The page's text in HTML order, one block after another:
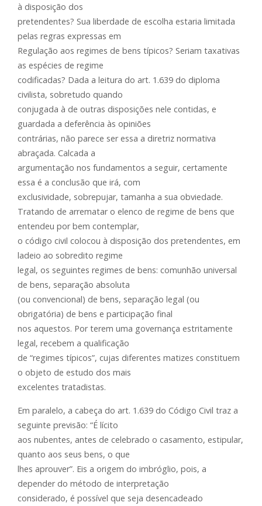
à disposição dos
pretendentes? Sua liberdade de escolha estaria limitada
pelas regras expressas em
Regulação aos regimes de bens típicos? Seriam taxativas
as espécies de regime
codificadas? Dada a leitura do art. 1.639 do diploma
civilista, sobretudo quando
conjugada à de outras disposições nele contidas, e
guardada a deferência às opiniões
contrárias, não parece ser essa a diretriz normativa
abraçada. Calcada a
argumentação nos fundamentos a seguir, certamente
essa é a conclusão que irá, com
exclusividade, sobrepujar, tamanha a sua obviedade.
Tratando de arrematar o elenco de regime de bens que
entendeu por bem contemplar,
o código civil colocou à disposição dos pretendentes, em
ladeio ao sobredito regime
legal, os seguintes regimes de bens: comunhão universal
de bens, separação absoluta
(ou convencional) de bens, separação legal (ou
obrigatória) de bens e participação final
nos aquestos. Por terem uma governança estritamente
legal, recebem a qualificação
de “regimes típicos”, cujas diferentes matizes constituem
o objeto de estudo dos mais
excelentes tratadistas.
Em paralelo, a cabeça do art. 1.639 do Código Civil traz a
seguinte previsão: “É lícito
aos nubentes, antes de celebrado o casamento, estipular,
quanto aos seus bens, o que
lhes aprouver”. Eis a origem do imbróglio, pois, a
depender do método de interpretação
considerado, é possível que seja desencadeado